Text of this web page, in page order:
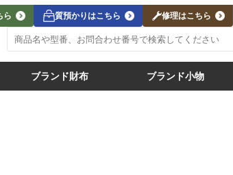
ら 質預かりはこちら 修理はこちら
ブランド財布 ブランド小物